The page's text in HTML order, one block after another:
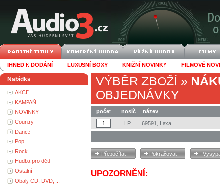
IHNED K DODÁNÍ LUXUSNÍ BOXY KNIŽNÍ NOVINKY FILMOVÉ
Nabídka
AKCE
KAMPAŇ
NOVINKY
Country
Dance
Pop
Rock
Hudba pro děti
Ostatní
Obaly CD, DVD, ...
VÝBĚR ZBOŽÍ »
OBJEDNÁVKY
počet nosič
název
LP
69591, Laxa
UPOZORNĚNÍ: